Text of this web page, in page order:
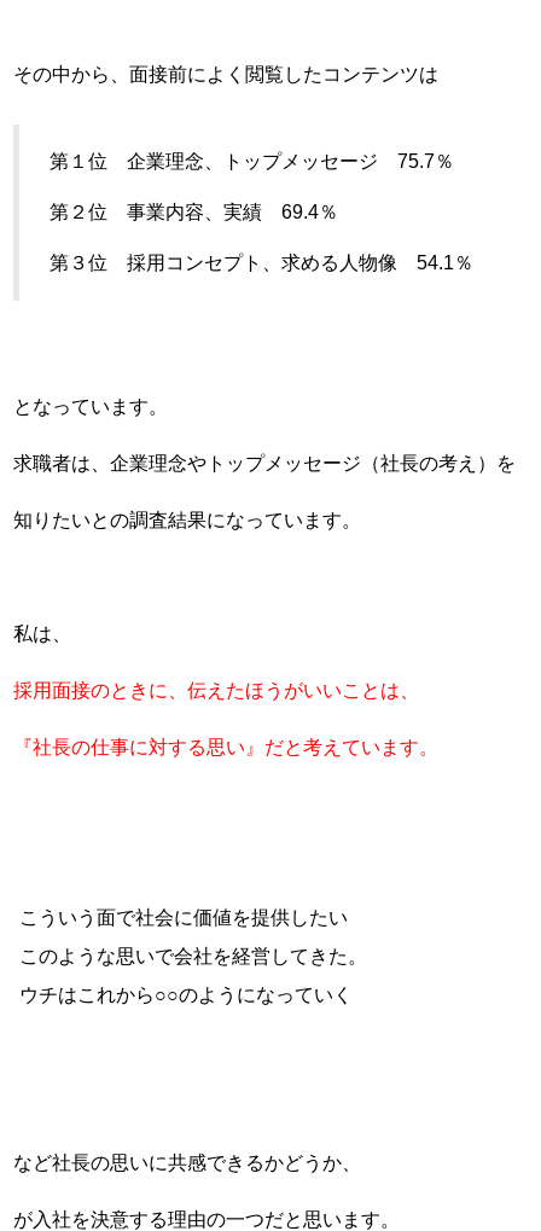
その中から、面接前によく閲覧したコンテンツは
第１位 企業理念、トップメッセージ 75.7％
第２位 事業内容、実績 69.4％
第３位 採用コンセプト、求める人物像 54.1％
となっています。
求職者は、企業理念やトップメッセージ（社長の考え）を
知りたいとの調査結果になっています。
私は、
採用面接のときに、伝えたほうがいいことは、
『社長の仕事に対する思い』だと考えています。
こういう面で社会に価値を提供したい
このような思いで会社を経営してきた。
ウチはこれから○○のようになっていく
など社長の思いに共感できるかどうか、
が入社を決意する理由の一つだと思います。